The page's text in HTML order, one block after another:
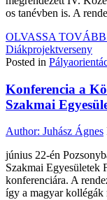
os tanévben is. A
OLVASSA
Diákprojektverseny
Posted in
Konferencia a
Szakmai
Author: Juhász Ágnes
június 22-én
Szakmai Egyesületek
konferenciára. A
így a magyar